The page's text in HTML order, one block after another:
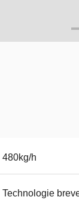
480kg/h
Technologie